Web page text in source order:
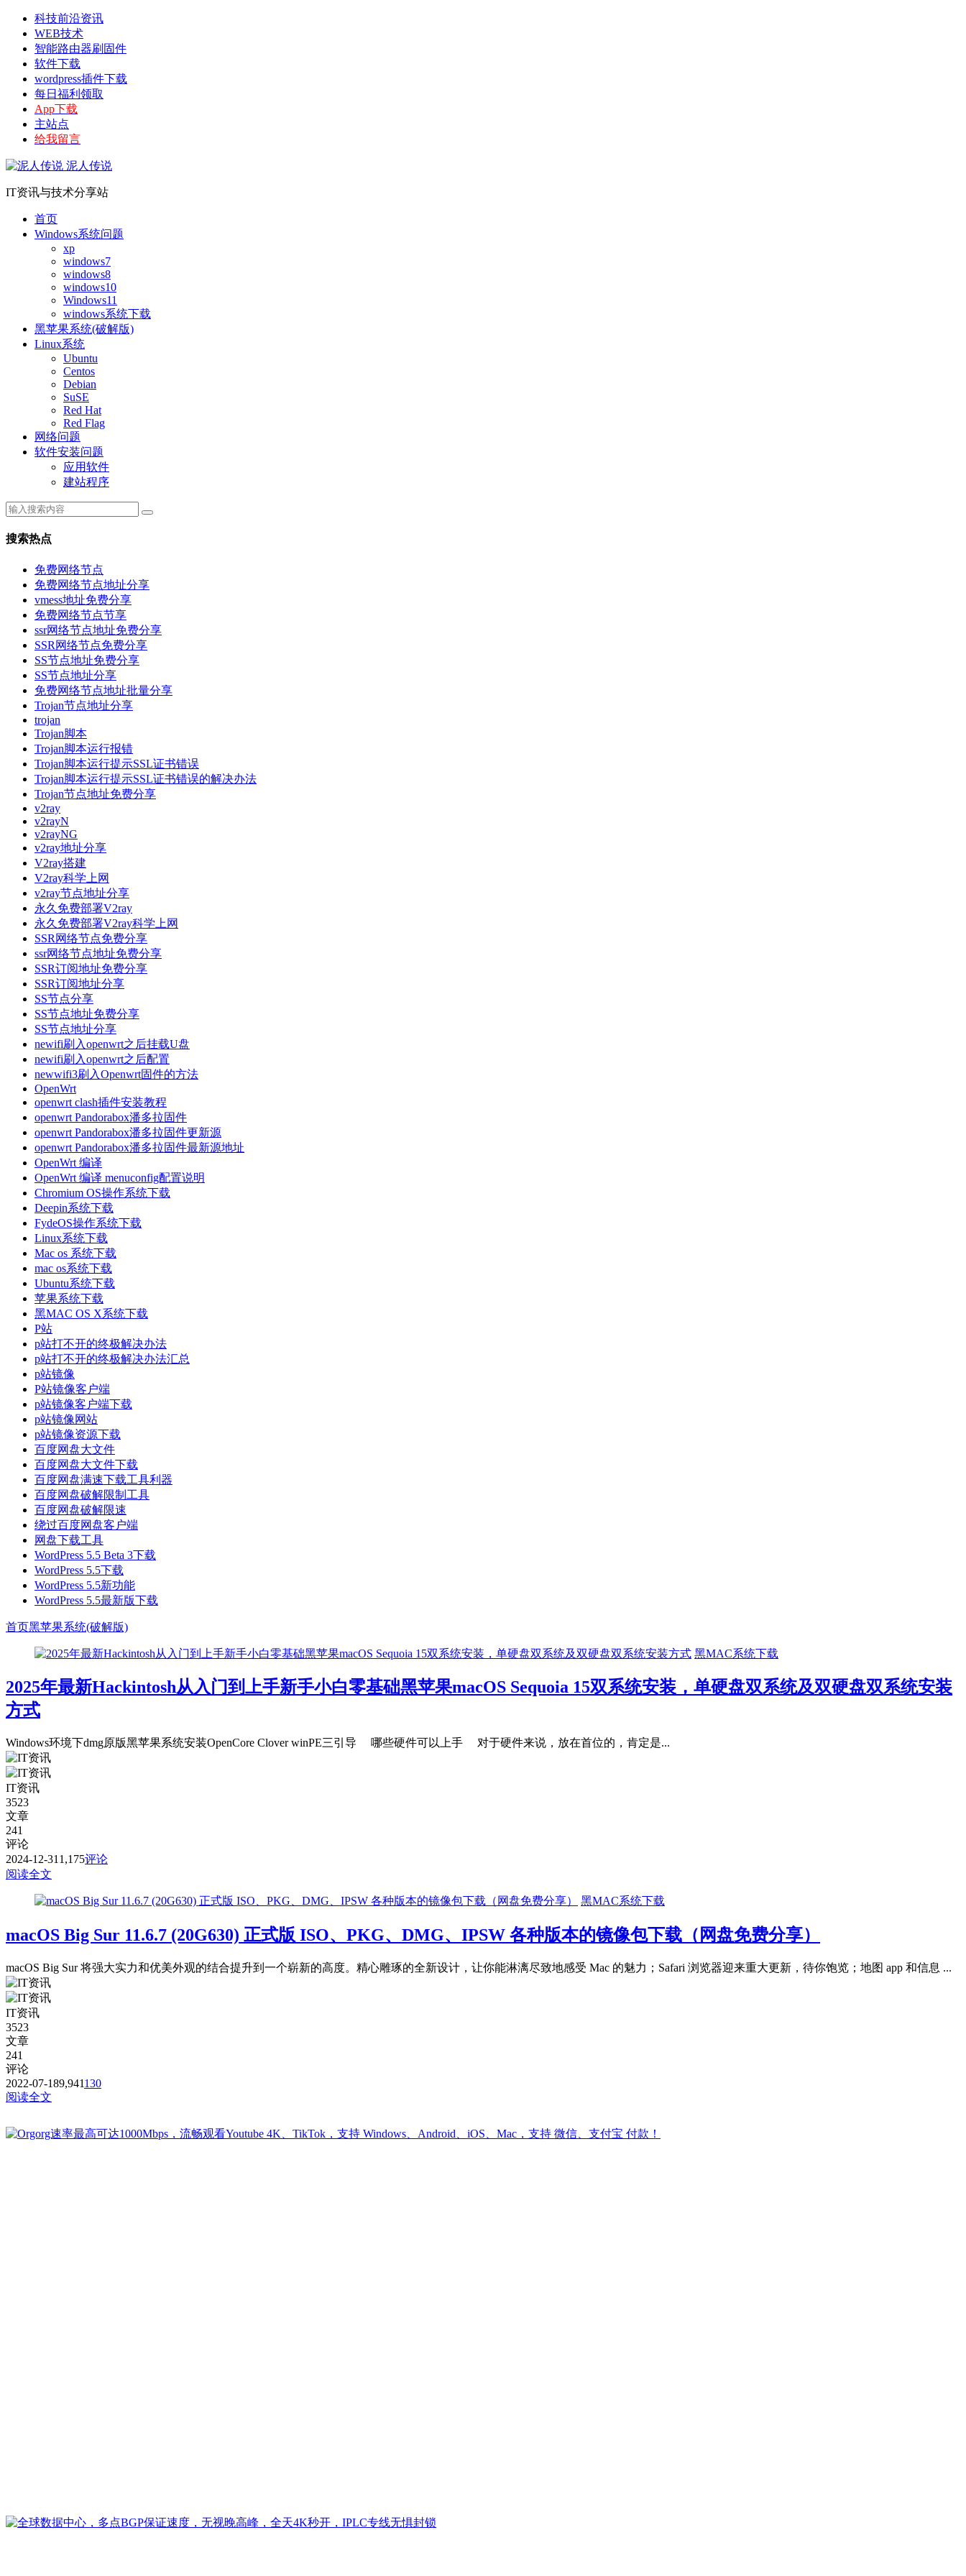
科技前沿资讯
WEB技术
智能路由器刷固件
软件下载
wordpress插件下载
每日福利领取
App下载
主站点
给我留言
泥人传说
IT资讯与技术分享站
首页
Windows系统问题
xp
windows7
windows8
windows10
Windows11
windows系统下载
黑苹果系统(破解版)
Linux系统
Ubuntu
Centos
Debian
SuSE
Red Hat
Red Flag
网络问题
软件安装问题
应用软件
建站程序
搜索热点
免费网络节点
免费网络节点地址分享
vmess地址免费分享
免费网络节点节享
ssr网络节点地址免费分享
SSR网络节点免费分享
SS节点地址免费分享
SS节点地址分享
免费网络节点地址批量分享
Trojan节点地址分享
trojan
Trojan脚本
Trojan脚本运行报错
Trojan脚本运行提示SSL证书错误
Trojan脚本运行提示SSL证书错误的解决办法
Trojan节点地址免费分享
v2ray
v2rayN
v2rayNG
v2ray地址分享
V2ray搭建
V2ray科学上网
v2ray节点地址分享
永久免费部署V2ray
永久免费部署V2ray科学上网
SSR网络节点免费分享
ssr网络节点地址免费分享
SSR订阅地址免费分享
SSR订阅地址分享
SS节点分享
SS节点地址免费分享
SS节点地址分享
newifi刷入openwrt之后挂载U盘
newifi刷入openwrt之后配置
newwifi3刷入Openwrt固件的方法
OpenWrt
openwrt clash插件安装教程
openwrt Pandorabox潘多拉固件
openwrt Pandorabox潘多拉固件更新源
openwrt Pandorabox潘多拉固件最新源地址
OpenWrt 编译
OpenWrt 编译 menuconfig配置说明
Chromium OS操作系统下载
Deepin系统下载
FydeOS操作系统下载
Linux系统下载
Mac os 系统下载
mac os系统下载
Ubuntu系统下载
苹果系统下载
黑MAC OS X系统下载
P站
p站打不开的终极解决办法
p站打不开的终极解决办法汇总
p站镜像
P站镜像客户端
p站镜像客户端下载
p站镜像网站
p站镜像资源下载
百度网盘大文件
百度网盘大文件下载
百度网盘满速下载工具利器
百度网盘破解限制工具
百度网盘破解限速
绕过百度网盘客户端
网盘下载工具
WordPress 5.5 Beta 3下载
WordPress 5.5下载
WordPress 5.5新功能
WordPress 5.5最新版下载
首页黑苹果系统(破解版)
黑MAC系统下载
2025年最新Hackintosh从入门到上手新手小白零基础黑苹果macOS Sequoia 15双系统安装，单硬盘双系统及双硬盘双系统安装
方式
Windows环境下dmg原版黑苹果系统安装OpenCore Clover winPE三引导 哪些硬件可以上手 对于硬件来说，放在首位的，肯定是...
IT资讯
3523
文章
241
评论
2024-12-31 1,175评论
阅读全文
黑MAC系统下载
macOS Big Sur 11.6.7 (20G630) 正式版 ISO、PKG、DMG、IPSW 各种版本的镜像包下载（网盘免费分享）
macOS Big Sur 将强大实力和优美外观的结合提升到一个崭新的高度。精心雕琢的全新设计，让你能淋漓尽致地感受 Mac 的魅力；Safari 浏览器迎来重大更新，待你饱览；地图 app 和信息 ...
IT资讯
3523
文章
241
评论
2022-07-189,941130
阅读全文